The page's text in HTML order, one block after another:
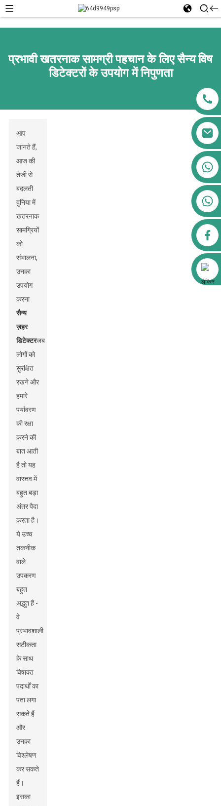
प्रभावी खतरनाक सामग्री पहचान के लिए सैन्य विष
डिटेक्टरों के उपयोग में निपुणता
आप
जानते हैं,
आज की
तेजी से
बदलती
दुनिया में
खतरनाक
सामग्रियों
को
संभालना,
उनका
उपयोग
करना
सैन्य
ज़हर
डिटेक्टरजब
लोगों को
सुरक्षित
रखने और
हमारे
पर्यावरण
की रक्षा
करने की
बात आती
है तो यह
वास्तव में
बहुत बड़ा
अंतर पैदा
करता है।
ये उच्च
तकनीक
वाले
उपकरण
बहुत
अद्भुत हैं -
वे
प्रभावशाली
सटीकता
के साथ
विषाक्त
पदार्थों का
पता लगा
सकते हैं
और
उनका
विश्लेषण
कर सकते
हैं।
इसका